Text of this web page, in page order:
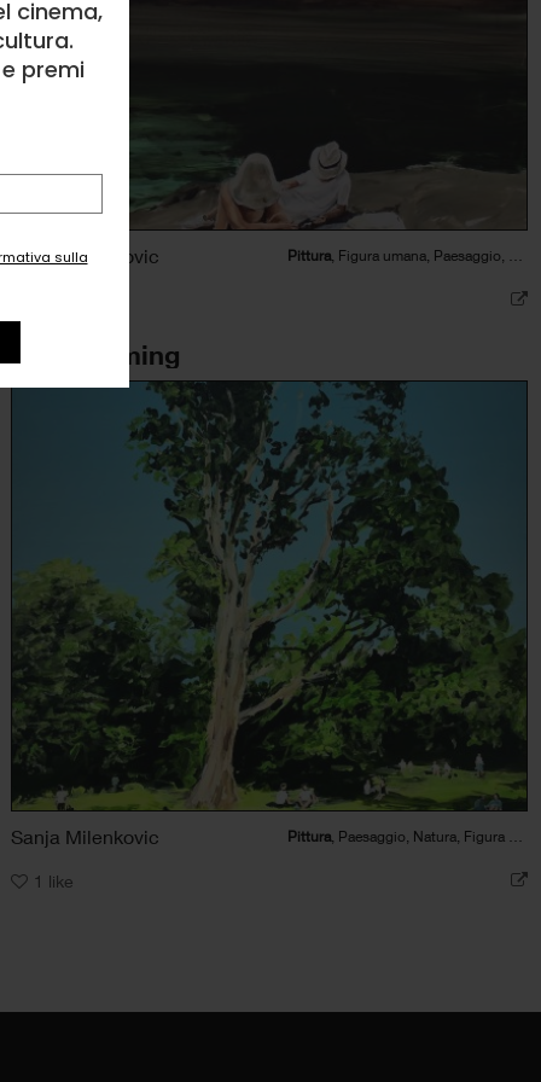
cinema,
premi
sulla
Sanja Milenkovic Pittura, Figura umana, Paesaggio, Viaggi
Daydreaming
Sanja Milenkovic Pittura, Paesaggio, Natura, Figura umana
1 like